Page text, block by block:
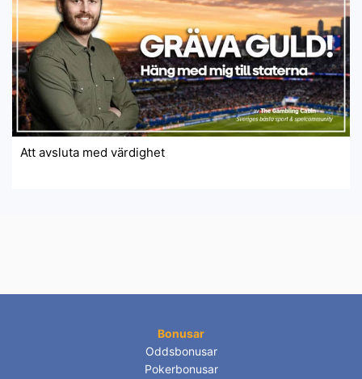
Att avsluta med värdighet
Bonusar
Oddsbonusar
Pokerbonusar